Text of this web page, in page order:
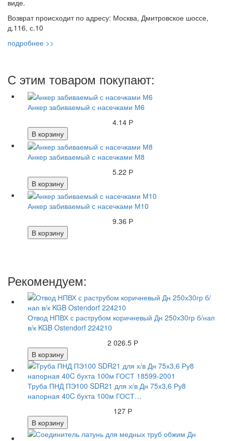
виде.
Возврат происходит по адресу: Москва, Дмитровское шоссе,
д.116, с.10
подробнее >>
С этим товаром покупают:
Анкер забиваемый с насечками М6
4.14 Р
В корзину
Анкер забиваемый с насечками М8
5.22 Р
В корзину
Анкер забиваемый с насечками М10
9.36 Р
В корзину
Рекомендуем:
Отвод НПВХ с раструбом коричневый Дн 250х30гр б/нап
в/к KGB Ostendorf 224210
2 026.5 Р
В корзину
Труба ПНД ПЭ100 SDR21 для х/в Дн 75х3,6 Ру8
напорная 40C бухта 100м ГОСТ…
127 Р
В корзину